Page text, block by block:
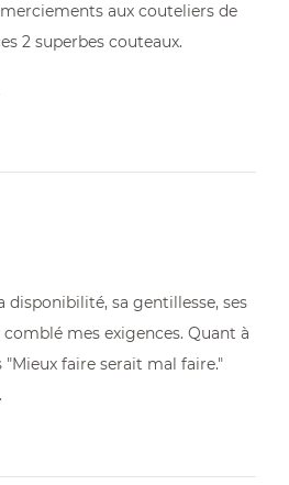
aux couteliers de
2 superbes couteaux.
disponibilité, sa gentillesse, ses
mes exigences. Quant à
"Mieux faire serait mal faire."